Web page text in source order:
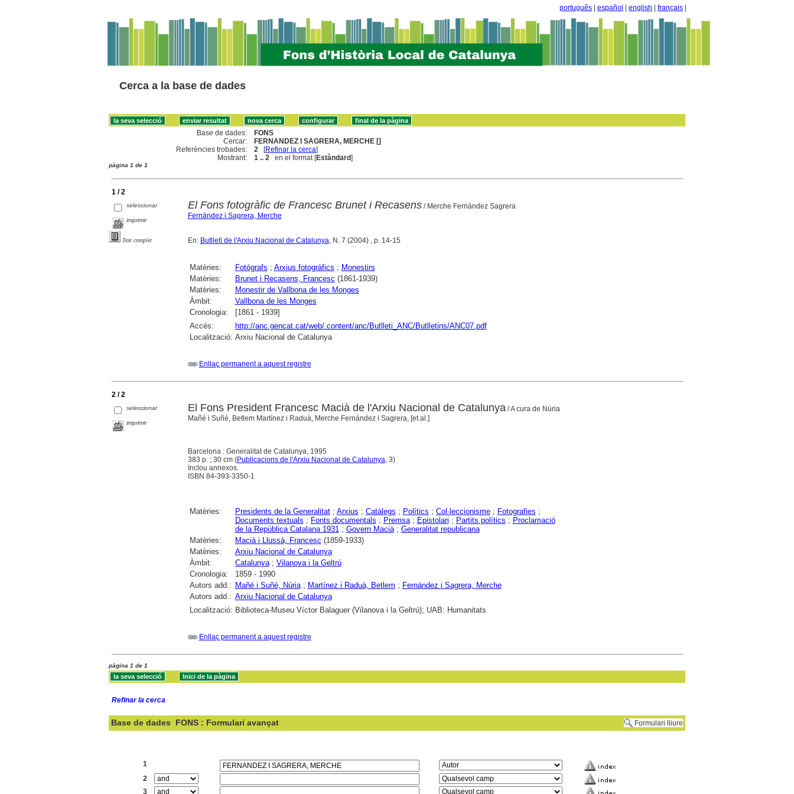
português español english français
Cerca a la base de dades
Base de dades:
FONS
Cercar:
FERNANDEZ I SAGRERA, MERCHE []
Referències trobades:
2 [Refinar la cerca]
Mostrant:
1 .. 2 en el format [Estàndard]
pàgina 1 de 1
1 / 2
seleccionar
imprimir
Text complet
El Fons fotogràfic de Francesc Brunet i Recasens/ Merche Fernández Sagrera
Fernández i Sagrera, Merche
En: Butlletí de l'Arxiu Nacional de Catalunya, N. 7 (2004) , p. 14-15
Matèries: Fotògrafs ; Arxius fotogràfics ; Monestirs
Matèries:
Brunet i Recasens, Francesc (1861-1939)
Matèries:
Monestir de Vallbona de les Monges
Àmbit:
Vallbona de les Monges
Cronologia:
[1861 - 1939]
Accés:
http://anc.gencat.cat/web/.content/anc/Butlleti_ANC/Butlletins/ANC07.pdf
Localització: Arxiu Nacional de Catalunya
Enllaç permanent a aquest registre
2 / 2
seleccionar
imprimir
El Fons President Francesc Macià de l'Arxiu Nacional de Catalunya/ A cura de Núria
Mañé i Suñé, Betlem Martínez i Raduà, Merche Fernández i Sagrera, [et.al.]
Barcelona : Generalitat de Catalunya, 1995
383 p. ; 30 cm (Publicacions de l'Arxiu Nacional de Catalunya, 3)
Inclou annexos.
ISBN 84-393-3350-1
Matèries: Presidents de la Generalitat; Arxius ; Catàlegs ; Polítics ; Col·leccionisme; Fotografies ;
Documents textuals ; Fonts documentals ; Premsa; Epistolari ; Partits polítics ; Proclamació
de la República Catalana 1931; Govern Macià; Generalitat republicana
Matèries:
Macià i Llussà, Francesc (1859-1933)
Matèries:
Arxiu Nacional de Catalunya
Àmbit:
Catalunya; Vilanova i la Geltrú
Cronologia:
1859 - 1990
Autors add.: Mañé i Suñé, Núria; Martínez i Raduà, Betlem ; Fernández i Sagrera, Merche
Autors add.: Arxiu Nacional de Catalunya
Localització: Biblioteca-Museu Víctor Balaguer (Vilanova i la Geltrú); UAB: Humanitats
Enllaç permanent a aquest registre
pàgina 1 de 1
Refinar la cerca
Base de dades FONS : Formulari avançat Formulari lliure
1
2
3